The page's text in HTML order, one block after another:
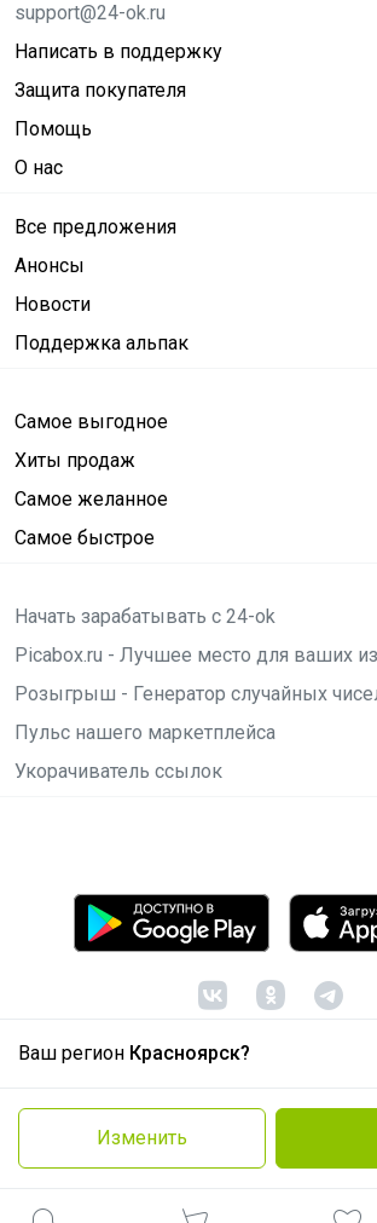
Ваш регион Красноярск?
Изменить
support@24-ok.ru
Написать в поддержку
Защита покупателя
Помощь
О нас
Все предложения
Анонсы
Новости
Поддержка альпак
Самое выгодное
Хиты продаж
Самое желанное
Самое быстрое
Начать зарабатывать с 24-ok
Picabox.ru - Лучшее место для ваших
Розыгрыш - Генератор случайных
Пульс нашего маркетплейса
Укорачиватель ссылок
© ООО "Лявита", ОГРН
Политика
Cоглашение пользователя